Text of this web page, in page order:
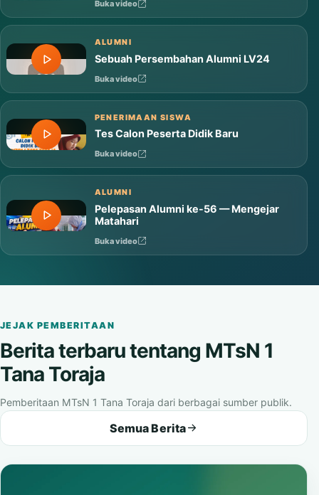
KARYA SISWA
Buka video
ALUMNI
Buka video
PENERIMAAN SISWA
Buka video
ALUMNI
Pelepasan Alumni ke-56 — Mengejar
JEJAK PEMBERITAAN
Berita terbaru tentang MTsN 1
Tana Toraja